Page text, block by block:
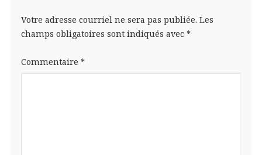
Votre adresse courriel ne sera pas publiée. Les
champs obligatoires sont indiqués avec *
Commentaire *